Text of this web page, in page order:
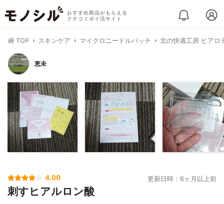
おすすめ商品がもらえる
クチコミポイ活サイト
TOP スキンケア マイクロニードルパッチ 北の快適工房 ヒアロ
恵未
4.00 更新日時：6ヶ月以上前
刺すヒアルロン酸